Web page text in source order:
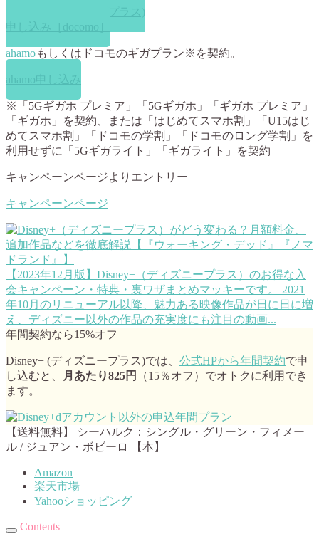
Disney+ (ディズニープラス)
申し込み［docomo］
ahamo もしくはドコモのギガプラン※を契約。
ahamo申し込み
※「5Gギガホ プレミア」「5Gギガホ」「ギガホ プレミア」
「ギガホ」を契約、または「はじめてスマホ割」「U15はじ
めてスマホ割」「ドコモの学割」「ドコモのロング学割」を
利用せずに「5Gギガライト」「ギガライト」を契約
キャンペーンページよりエントリー
キャンペーンページ
【2023年12月版】Disney+（ディズニープラス）のお得な入
会キャンペーン・特典・裏ワザまとめマッキーです。 2021
年10月のリニューアル以降、魅力ある映像作品が日に日に増
え、ディズニー以外の作品の充実度にも注目の動画...
年間契約なら15%オフ
Disney+ (ディズニープラス)では、 公式HPから年間契約で申
し込むと、
月あたり825円
（15％オフ）でオトクに利用でき
ます。
【送料無料】 シーハルク：シングル・グリーン・フィメー
ル / ジュアン・ボビーロ 【本】
Amazon
楽天市場
Yahooショッピング
Contents